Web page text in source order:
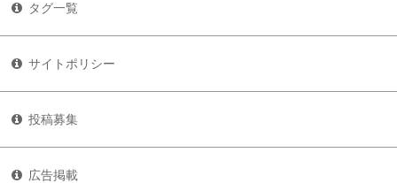
タグ一覧
サイトポリシー
投稿募集
広告掲載